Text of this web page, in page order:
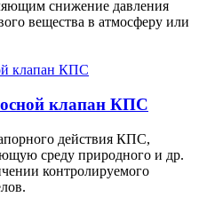
снижение давления
вещества в атмосферу или
клапан КПС
действия КПС,
среду природного и др.
контролируемого